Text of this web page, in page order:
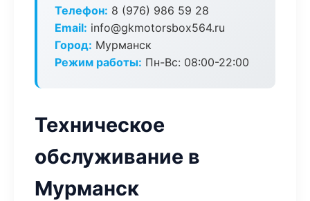
Телефон: 8 (976) 986 59 28
Email: info@gkmotorsbox564.ru
Город: Мурманск
Режим работы: Пн-Вс: 08:00-22:00
Техническое
обслуживание в
Мурманск